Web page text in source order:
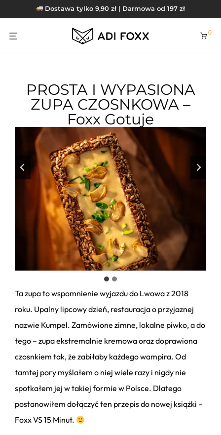
Dostawa tylko 9,90 zł | Darmowa od 197 zł
0
PROSTA I WYPASIONA
ZUPA CZOSNKOWA –
Foxx Gotuje
Ta zupa to wspomnienie wyjazdu do Lwowa z 2018
roku. Upalny lipcowy dzień, restauracja o przyjaznej
nazwie Kumpel. Zamówione zimne, lokalne piwko, a do
tego – zupa ekstremalnie kremowa oraz doprawiona
czosnkiem tak, że zabiłaby każdego wampira. Od
tamtej pory myślałem o niej wiele razy i nigdy nie
spotkałem jej w takiej formie w Polsce. Dlatego
postanowiłem dołączyć ten przepis do nowej książki –
Foxx VS 15 Minut.